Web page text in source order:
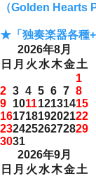
（Golden Hearts
★「独奏楽器各種
2026年8月
日 月 火 水木金土
1
2 3 4 5 6 7 8
9 101112131415
16171819202122
23242526272829
3031
2026年9月
日 月 火 水木金土